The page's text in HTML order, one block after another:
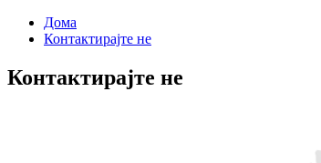
Дома
Контактирајте не
Контактирајте не